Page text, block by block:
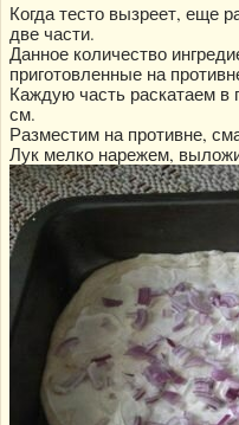
Когда тесто вызреет, еще
две части.
Данное количество
приготовленные на
Каждую часть раскатаем
см.
Разместим на противне,
Лук мелко нарежем,